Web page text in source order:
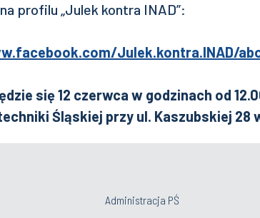
profilu „Julek kontra INAD”:
Julek.kontra.INAD/
się 12 czerwca w godzinach od
Śląskiej przy ul. Kaszubskiej 28
Administracja PŚ